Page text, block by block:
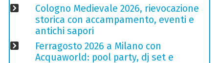
Cologno Medievale 2026, rievocazione
storica con accampamento, eventi e
antichi sapori
Ferragosto 2026 a Milano con
Acquaworld: pool party, dj set e